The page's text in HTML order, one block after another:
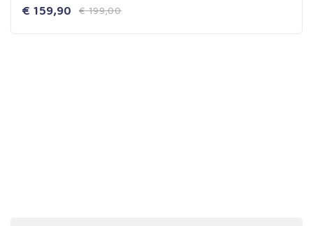
€199,00
€ 159,90